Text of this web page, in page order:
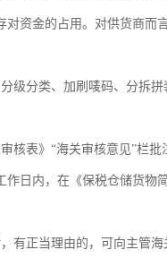
资金的占用。对供货商而
级分类、加刷唛码、分拆
核表》“海关审核意见”栏
作日内，在《保税仓储货物
有正当理由的，可向主管